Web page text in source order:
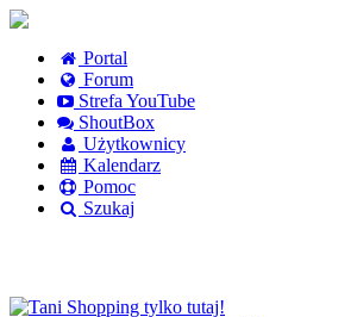
Portal
Forum
Strefa YouTube
ShoutBox
Użytkownicy
Kalendarz
Pomoc
Szukaj